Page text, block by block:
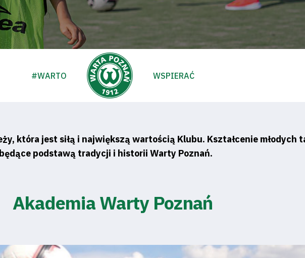
#WARTO WSPIERAĆ
która jest siłą i największą wartością Klubu. Kształcenie młodych
podstawą tradycji i historii Warty Poznań.
Akademia Warty Poznań